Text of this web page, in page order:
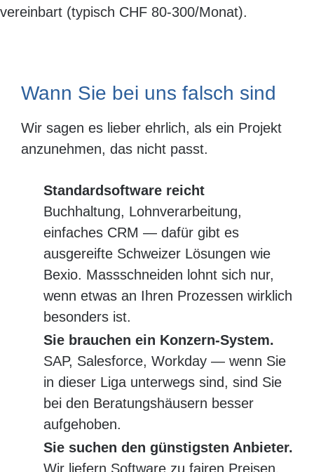
vereinbart (typisch CHF 80-300/Monat).
Wann Sie bei uns falsch sind
Wir sagen es lieber ehrlich, als ein Projekt
anzunehmen, das nicht passt.
Standardsoftware reicht
Buchhaltung, Lohnverarbeitung,
einfaches CRM — dafür gibt es
ausgereifte Schweizer Lösungen wie
Bexio. Massschneiden lohnt sich nur,
wenn etwas an Ihren Prozessen wirklich
besonders ist.
Sie brauchen ein Konzern-System.
SAP, Salesforce, Workday — wenn Sie
in dieser Liga unterwegs sind, sind Sie
bei den Beratungshäusern besser
aufgehoben.
Sie suchen den günstigsten Anbieter.
Wir liefern Software zu fairen Preisen,